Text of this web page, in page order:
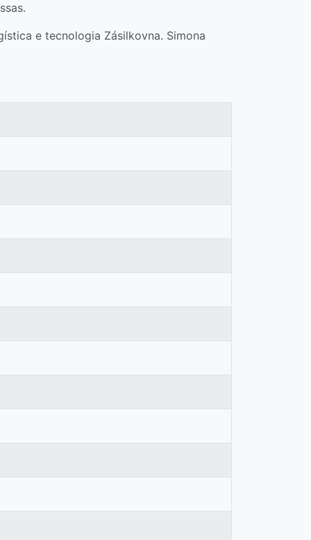
e tecnologia Zásilkovna. Simona